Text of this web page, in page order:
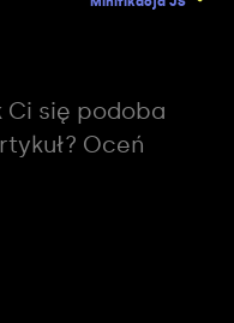
Ci się podoba
Oceń